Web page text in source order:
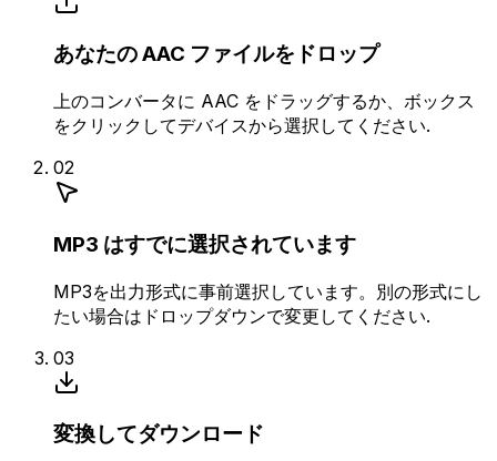
あなたの AAC ファイルをドロップ
上のコンバータに AAC をドラッグするか、ボックス
をクリックしてデバイスから選択してください.
02
MP3 はすでに選択されています
MP3を出力形式に事前選択しています。別の形式にし
たい場合はドロップダウンで変更してください.
03
変換してダウンロード